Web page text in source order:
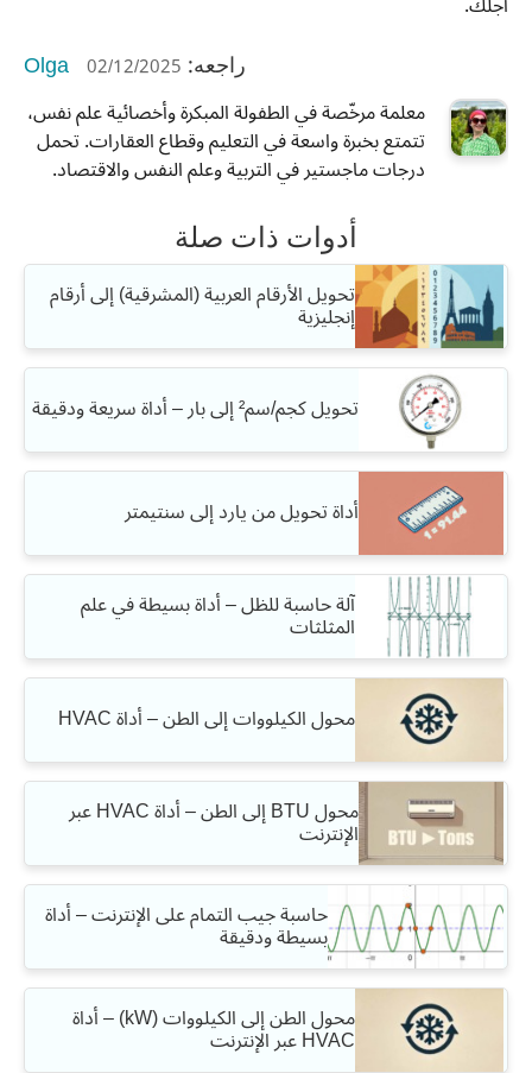
راجعه: Olga 02/12/2025
معلمة مرخّصة في الطفولة المبكرة وأخصائية علم نفس،
تتمتع بخبرة واسعة في التعليم وقطاع العقارات. تحمل
درجات ماجستير في التربية وعلم النفس والاقتصاد.
أدوات ذات صلة
تحويل الأرقام العربية (المشرقية) إلى أرقام
إنجليزية
تحويل كجم/سم² إلى بار – أداة سريعة ودقيقة
أداة تحويل من يارد إلى سنتيمتر
آلة حاسبة للظل – أداة بسيطة في علم
المثلثات
محول الكيلووات إلى الطن – أداة HVAC
محول BTU إلى الطن – أداة HVAC عبر
الإنترنت
حاسبة جيب التمام على الإنترنت – أداة
بسيطة ودقيقة
محول الطن إلى الكيلووات (kW) – أداة
HVAC عبر الإنترنت